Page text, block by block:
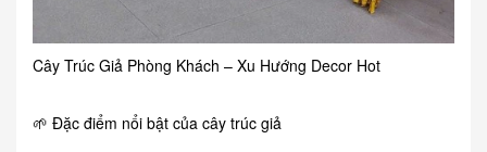
Cây Trúc Giả Phòng Khách – Xu Hướng Decor Hot
🌱 Đặc điểm nổi bật của cây trúc giả